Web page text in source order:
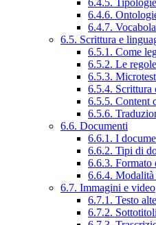
6.4.6.
6.4.7.
6.5. Scrittura e
6.5.1. Come
6.5.2. Le
6.5.3.
6.5.4. Scrittura
6.5.5. Content
6.5.6.
6.6. Documenti
6.6.1. I
6.6.2. Tipi di
6.6.3. Formato
6.6.4.
6.7. Immagini e video
6.7.1. Testo
6.7.2.